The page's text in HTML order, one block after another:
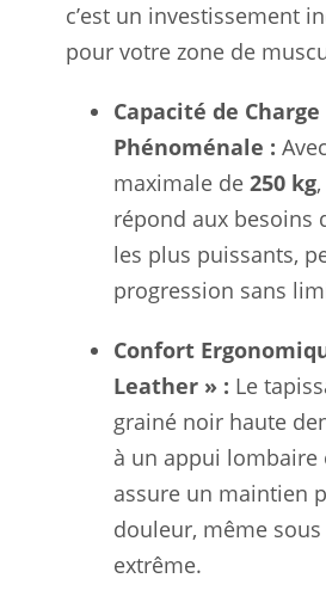
c’est un investissement
pour votre zone de
Capacité de Charge
Phénoménale :
maximale de 250 kg
répond aux besoins
les plus puissants,
progression sans
Confort
Leather » : Le
grainé noir haute
à un appui lombaire
assure un maintien
douleur, même
extrême.